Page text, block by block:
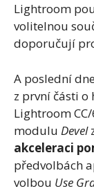
Lightroom
volitelnou
doporučují
A poslední
z první části
Lightroom
modulu Devel
akceleraci
předvolbách
volbou Use